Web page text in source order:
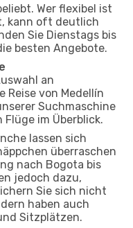
Wer flexibel ist
kann oft deutlich
Sie Dienstags bis
besten Angebote.
an
von Medellín
Suchmaschine
im Überblick.
lassen sich
überraschen
nach Bogota bis
jedoch dazu,
Sie sich nicht
haben auch
Sitzplätzen.